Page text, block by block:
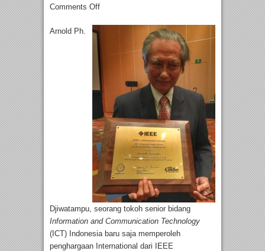
Comments Off
Arnold Ph.
Djiwatampu, seorang tokoh senior bidang
Information and Communication Technology
(ICT) Indonesia baru saja memperoleh
penghargaan International dari IEEE